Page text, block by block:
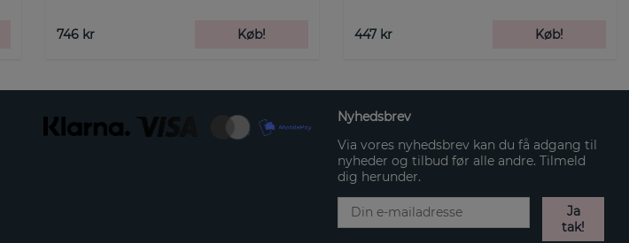
746 kr Køb! 447 kr Køb!
Nyhedsbrev
Via vores nyhedsbrev kan du få adgang til
nyheder og tilbud før alle andre. Tilmeld
dig herunder.
Ja
tak!